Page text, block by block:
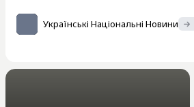
Українські Національні Новини